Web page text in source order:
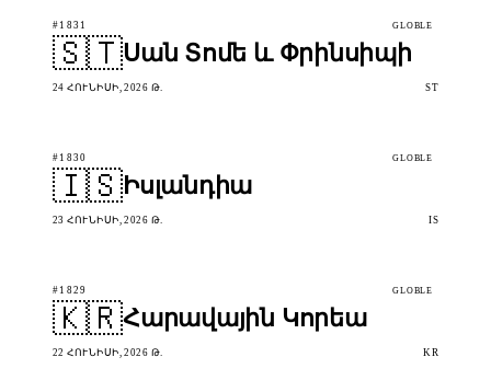
#1831 GLOBLE
🇸🇹Սան Տոմե և Փրինսիպի
24 ՀՈՒՆԻՍԻ, 2026 Թ. ST
#1830 GLOBLE
🇮🇸 Իսլանդիա
23 ՀՈՒՆԻՍԻ, 2026 Թ. IS
#1829 GLOBLE
🇰🇷Հարավային Կորեա
22 ՀՈՒՆԻՍԻ, 2026 Թ. KR